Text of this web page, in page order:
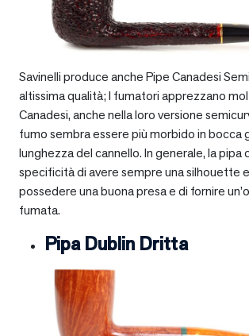
Savinelli produce anche Pipe Canadesi
altissima qualità; I fumatori apprezzano
Canadesi, anche nella loro versione
fumo sembra essere più morbido in bocca
lunghezza del cannello. In generale, la pipa
specificità di avere sempre una silhouette
possedere una buona presa e di fornire
fumata.
Pipa Dublin Dritta